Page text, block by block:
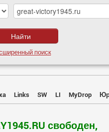
поиск
Links SW LI MyDrop
свободен,